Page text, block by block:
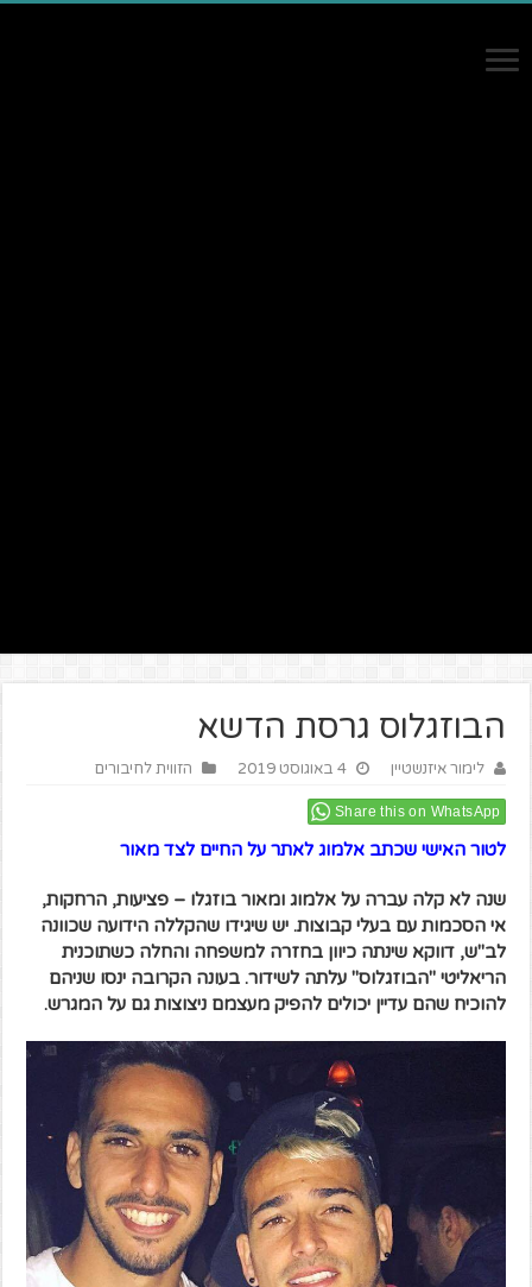
הבוזגלוס גרסת הדשא
לימור איזנשטיין 4 באוגוסט 2019 הזווית לחיבורים
Share this on WhatsApp
לטור האישי שכתב אלמוג לאתר על החיים לצד מאור
שנה לא קלה עברה על אלמוג ומאור בוזגלו – פציעות, הרחקות,
אי הסכמות עם בעלי קבוצות. יש שיגידו שהקללה הידועה שכוונה
לב"ש, דווקא שינתה כיוון בחזרה למשפחה והחלה כשתוכנית
הריאליטי "הבוזגלוס" עלתה לשידור. בעונה הקרובה ינסו שניהם
להוכיח שהם עדיין יכולים להפיק מעצמם ניצוצות גם על המגרש.